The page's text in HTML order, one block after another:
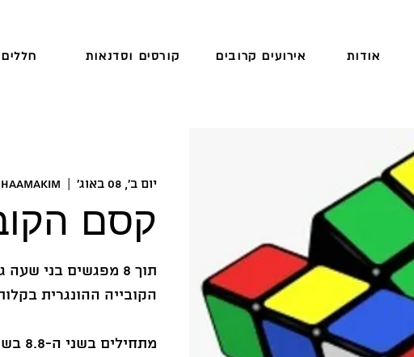
קורסים וסדנאות אירועים קרובים אודות
יום ב׳, 08 באוג׳
קסם
תוך 8 מפגשים בני